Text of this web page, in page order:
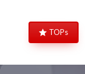
TOPs